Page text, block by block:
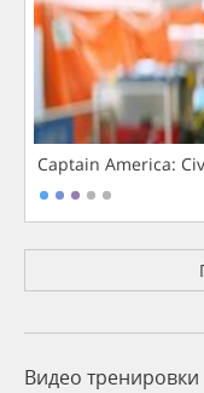
Captain America:
Видео тренировки